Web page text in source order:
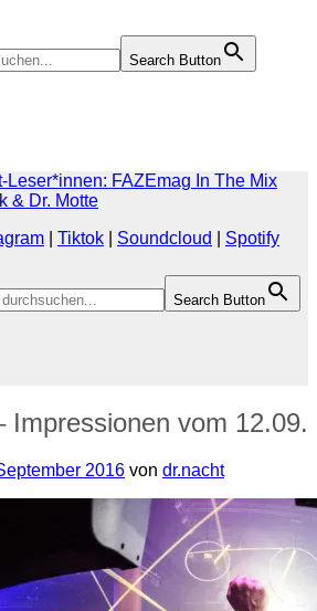
Search Button
Search Button
Leser*innen: FAZEmag In The Mix
& Dr. Motte
Tiktok Soundcloud
Spotify
Impressionen vom 12.09.
2016 von dr.nacht